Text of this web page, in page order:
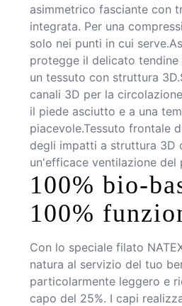
asimmetrico fasciante con
integrata. Per una
solo nei punti in cui
protegge il delicato tendine
un tessuto con struttura
canali 3D per la
il piede asciutto e a una
piacevole.Tessuto frontale
degli impatti a struttura 3D
un'efficace ventilazione del
100% bio-
100%
Con lo speciale filato
natura al servizio del tuo
particolarmente leggero e
capo del 25%. I capi